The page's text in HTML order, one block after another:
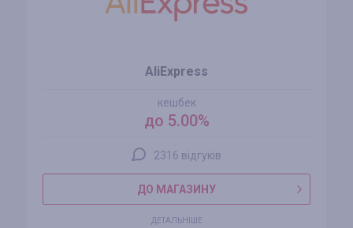
AliExpress
кешбек
до 5.00%
2316 відгуків
ДО МАГАЗИНУ
ДЕТАЛЬНІШЕ